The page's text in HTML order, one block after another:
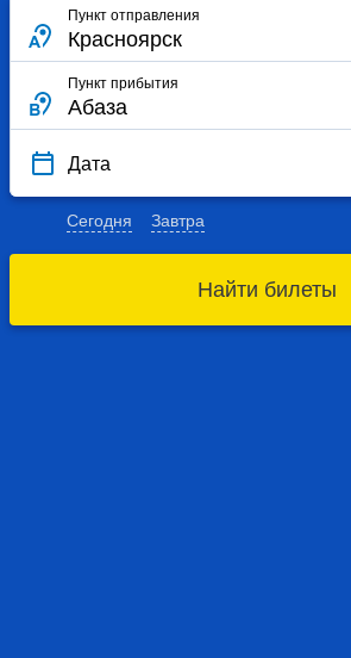
Пункт отправления
Пункт прибытия
Дата
Сегодня Завтра
Найти билеты